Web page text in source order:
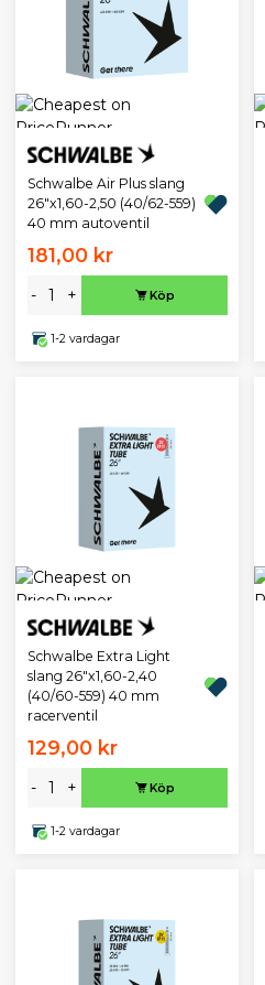
Schwalbe Air Plus slang
26"x1,60-2,50 (40/62-559)
40 mm autoventil
181,00 kr
- + Köp
1-2 vardagar
Schwalbe Extra Light
slang 26"x1,60-2,40
(40/60-559) 40 mm
racerventil
129,00 kr
- + Köp
1-2 vardagar